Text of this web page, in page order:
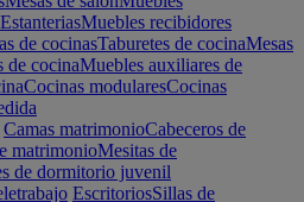
EstanteriasMuebles recibidores
de cocinasTaburetes de cocinaMesas
de cocinaMuebles auxiliares de
Cocinas modularesCocinas
Camas matrimonioCabeceros de
matrimonioMesitas de
de dormitorio juvenil
EscritoriosSillas de